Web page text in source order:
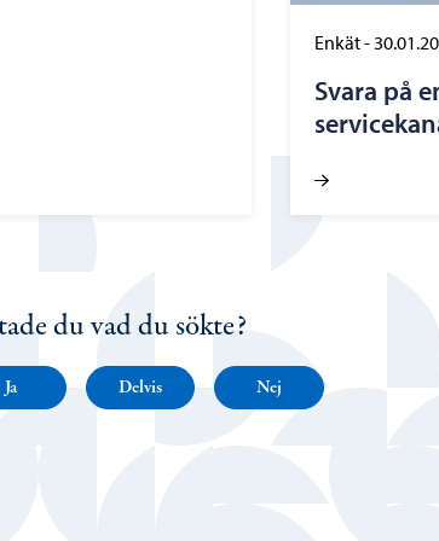
Enkät-
Svara på
du vad du sökte?
Ja Delvis Nej